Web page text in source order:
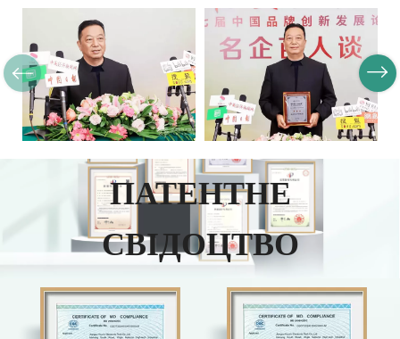
ПАТЕНТНЕ
СВІДОЦТВО